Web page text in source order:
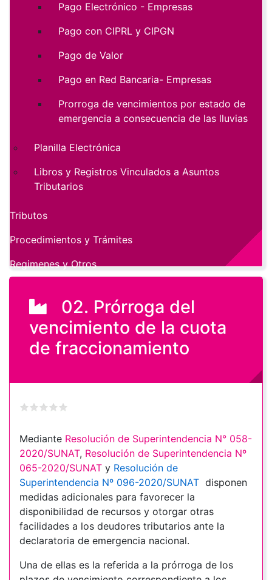
02. Prórroga del
vencimiento de la cuota
de fraccionamiento
Mediante Resolución de Superintendencia N° 058-
2020/SUNAT, Resolución de Superintendencia Nº
065-2020/SUNAT y Resolución de
Superintendencia Nº 096-2020/SUNAT disponen
medidas adicionales para favorecer la
disponibilidad de recursos y otorgar otras
facilidades a los deudores tributarios ante la
declaratoria de emergencia nacional.
Una de ellas es la referida a la prórroga de los
Pago Electrónico - Empresas
Pago con CIPRL y CIPGN
Pago de Valor
Pago en Red Bancaria- Empresas
Prorroga de vencimientos por estado de
emergencia a consecuencia de las lluvias
Planilla Electrónica
Libros y Registros Vinculados a Asuntos
Tributarios
Tributos
Procedimientos y Trámites
Regimenes y Otros